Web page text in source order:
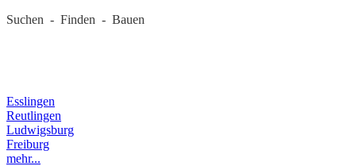
Suchen - Finden - Bauen
Esslingen
Reutlingen
Ludwigsburg
Freiburg
mehr...